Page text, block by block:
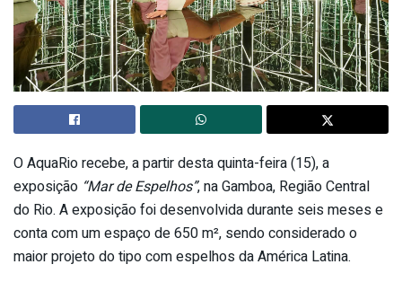
O AquaRio recebe, a partir desta quinta-feira (15), a
exposição “Mar de Espelhos”, na Gamboa, Região Central
do Rio. A exposição foi desenvolvida durante seis meses e
conta com um espaço de 650 m², sendo considerado o
maior projeto do tipo com espelhos da América Latina.